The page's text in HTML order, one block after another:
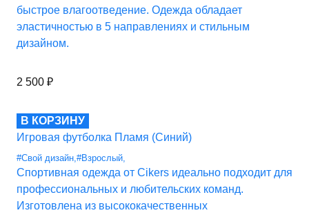
быстрое влагоотведение. Одежда обладает
эластичностью в 5 направлениях и стильным
дизайном.
2 500 ₽
В КОРЗИНУ
Игровая футболка Пламя (Синий)
#Свой дизайн #Взрослый
Спортивная одежда от Cikers идеально подходит для
профессиональных и любительских команд.
Изготовлена из высококачественных